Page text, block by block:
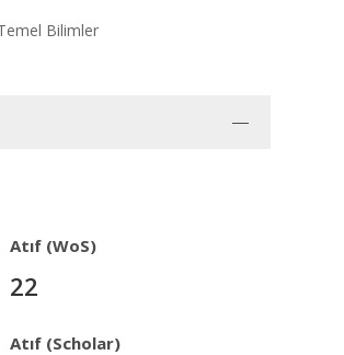
Bilimler
Atıf (WoS)
22
Atıf (Scholar)